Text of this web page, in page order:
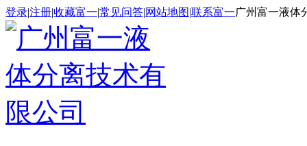
登录|注册|收藏富一|常见问答|网站地图|联系富一广州富一液体